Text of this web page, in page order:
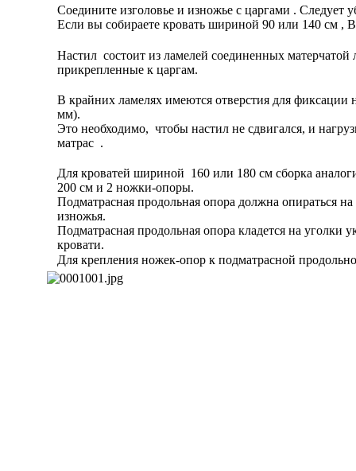
Соедините изголовье и изножье с царгами . Следует
Если вы собираете кровать шириной 90 или 140 см ,
Настил состоит из ламелей соединенных
прикрепленные к царгам.
В крайних ламелях имеются отверстия для
мм).
Это необходимо, чтобы настил не сдвигался, и
матрас .
Для кроватей шириной 160 или 180 см сборка
200 см и 2 ножки-опоры.
Подматрасная продольная опора должна опираться
изножья.
Подматрасная продольная опора кладется на
кровати.
Для крепления ножек-опор к подматрасной